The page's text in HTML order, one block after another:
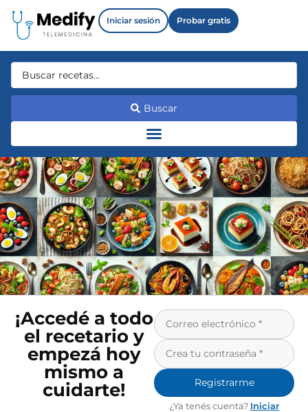
Iniciar sesión Probar gratis
Buscar
¡Accedé a todo
el recetario y
empezá hoy
mismo a
cuidarte!
Registrarme
¿Ya tenés cuenta? Iniciar